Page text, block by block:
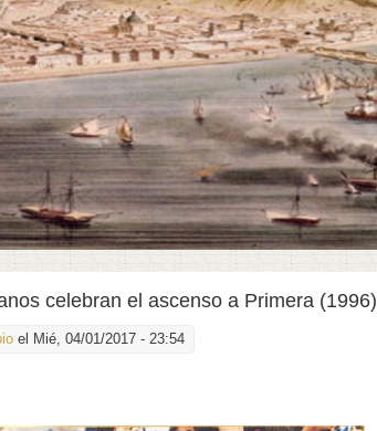
celebran el ascenso a Primera (1996)
el Mié, 04/01/2017 - 23:54